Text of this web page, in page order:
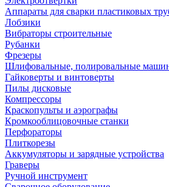
Аппараты для сварки пластиковых
Лобзики
Вибраторы строительные
Рубанки
Фрезеры
Шлифовальные, полировальные
Гайковерты и винтоверты
Пилы дисковые
Компрессоры
Краскопульты и аэрографы
Кромкооблицовочные станки
Перфораторы
Плиткорезы
Аккумуляторы и зарядные устройства
Граверы
Ручной инструмент